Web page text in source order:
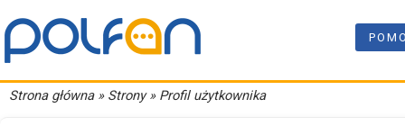
Strona główna» Strony » Profil użytkownika